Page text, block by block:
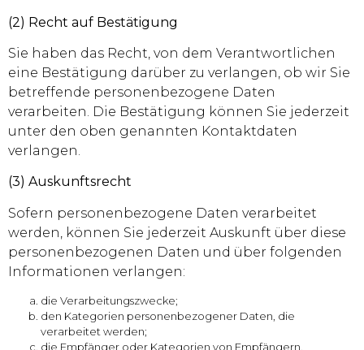
(2) Recht auf Bestätigung
Sie haben das Recht, von dem Verantwortlichen
eine Bestätigung darüber zu verlangen, ob wir Sie
betreffende personenbezogene Daten
verarbeiten. Die Bestätigung können Sie jederzeit
unter den oben genannten Kontaktdaten
verlangen.
(3) Auskunftsrecht
Sofern personenbezogene Daten verarbeitet
werden, können Sie jederzeit Auskunft über diese
personenbezogenen Daten und über folgenden
Informationen verlangen:
die Verarbeitungszwecke;
den Kategorien personenbezogener Daten, die
verarbeitet werden;
die Empfänger oder Kategorien von Empfängern,